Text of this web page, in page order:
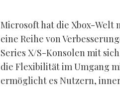
Microsoft hat die Xbox-Welt
eine Reihe von
Series X/S-Konsolen mit
die Flexibilität im Umgang
ermöglicht es Nutzern,